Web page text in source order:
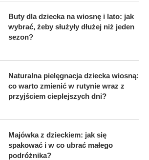
Buty dla dziecka na wiosnę i lato: jak
wybrać, żeby służyły dłużej niż jeden
sezon?
Naturalna pielęgnacja dziecka wiosną:
co warto zmienić w rutynie wraz z
przyjściem cieplejszych dni?
Majówka z dzieckiem: jak się
spakować i w co ubrać małego
podróżnika?